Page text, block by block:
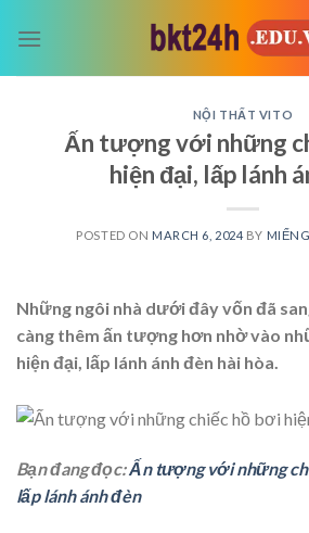
NỘI THẤT VITO
Ấn tượng với những
hiện đại, lấp lánh
POSTED ON MARCH 6, 2024 BY
Những ngôi nhà dưới đây vốn đã
càng thêm ấn tượng hơn nhờ vào
hiện đại, lấp lánh ánh đèn hài hòa.
Bạn đang đọc:Ấn tượng với những
lấp lánh ánh đèn